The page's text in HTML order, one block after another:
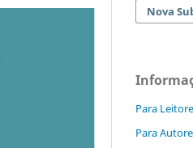
Nova
Para
Para